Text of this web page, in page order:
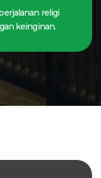
religi
keinginan.